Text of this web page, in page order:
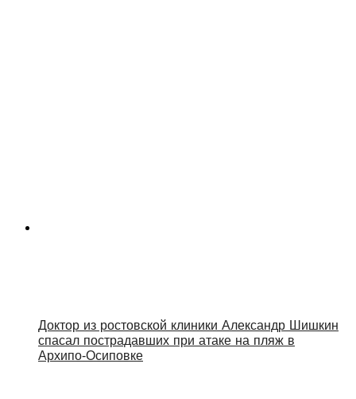
Доктор из ростовской клиники Александр Шишкин
спасал пострадавших при атаке на пляж в
Архипо‑Осиповке